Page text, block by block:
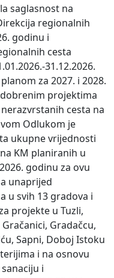
saglasnost na
regionalnih
godinu i
cesta
31.12.2026.
za 2027. i 2028.
projektima
cesta na
Odlukom je
ukupne vrijednosti
KM planiranih u
godinu za ovu
unaprijed
u svih 13 gradova i
projekte u Tuzli,
Gradačcu,
Sapni, Doboj Istoku
i na osnovu
i